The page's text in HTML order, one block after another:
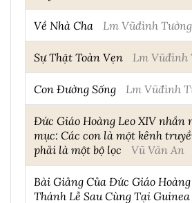
Về Nhà Cha Lm Vũđình Tường
Sự Thật Toàn Vẹn Lm Vũđình
Con Đường Sống Lm Vũđình
Đức Giáo Hoàng Leo XIV nhắn
mục: Các con là một kênh
phải là một bộ lọc
Vũ Văn An
Bài Giảng Của Đức Giáo
Thánh Lễ Sau Cùng Tại